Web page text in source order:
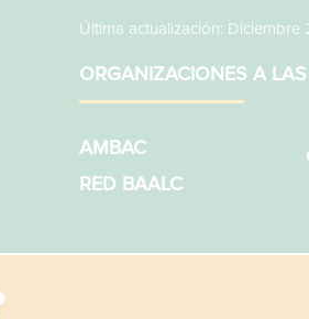
Última actualización: Diciembre
ORGANIZACIONES A
AMBAC
RED BAALC